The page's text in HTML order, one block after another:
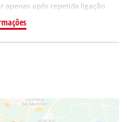
apenas após repetida ligação